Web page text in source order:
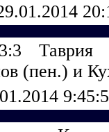
Таврия
(пен.) и